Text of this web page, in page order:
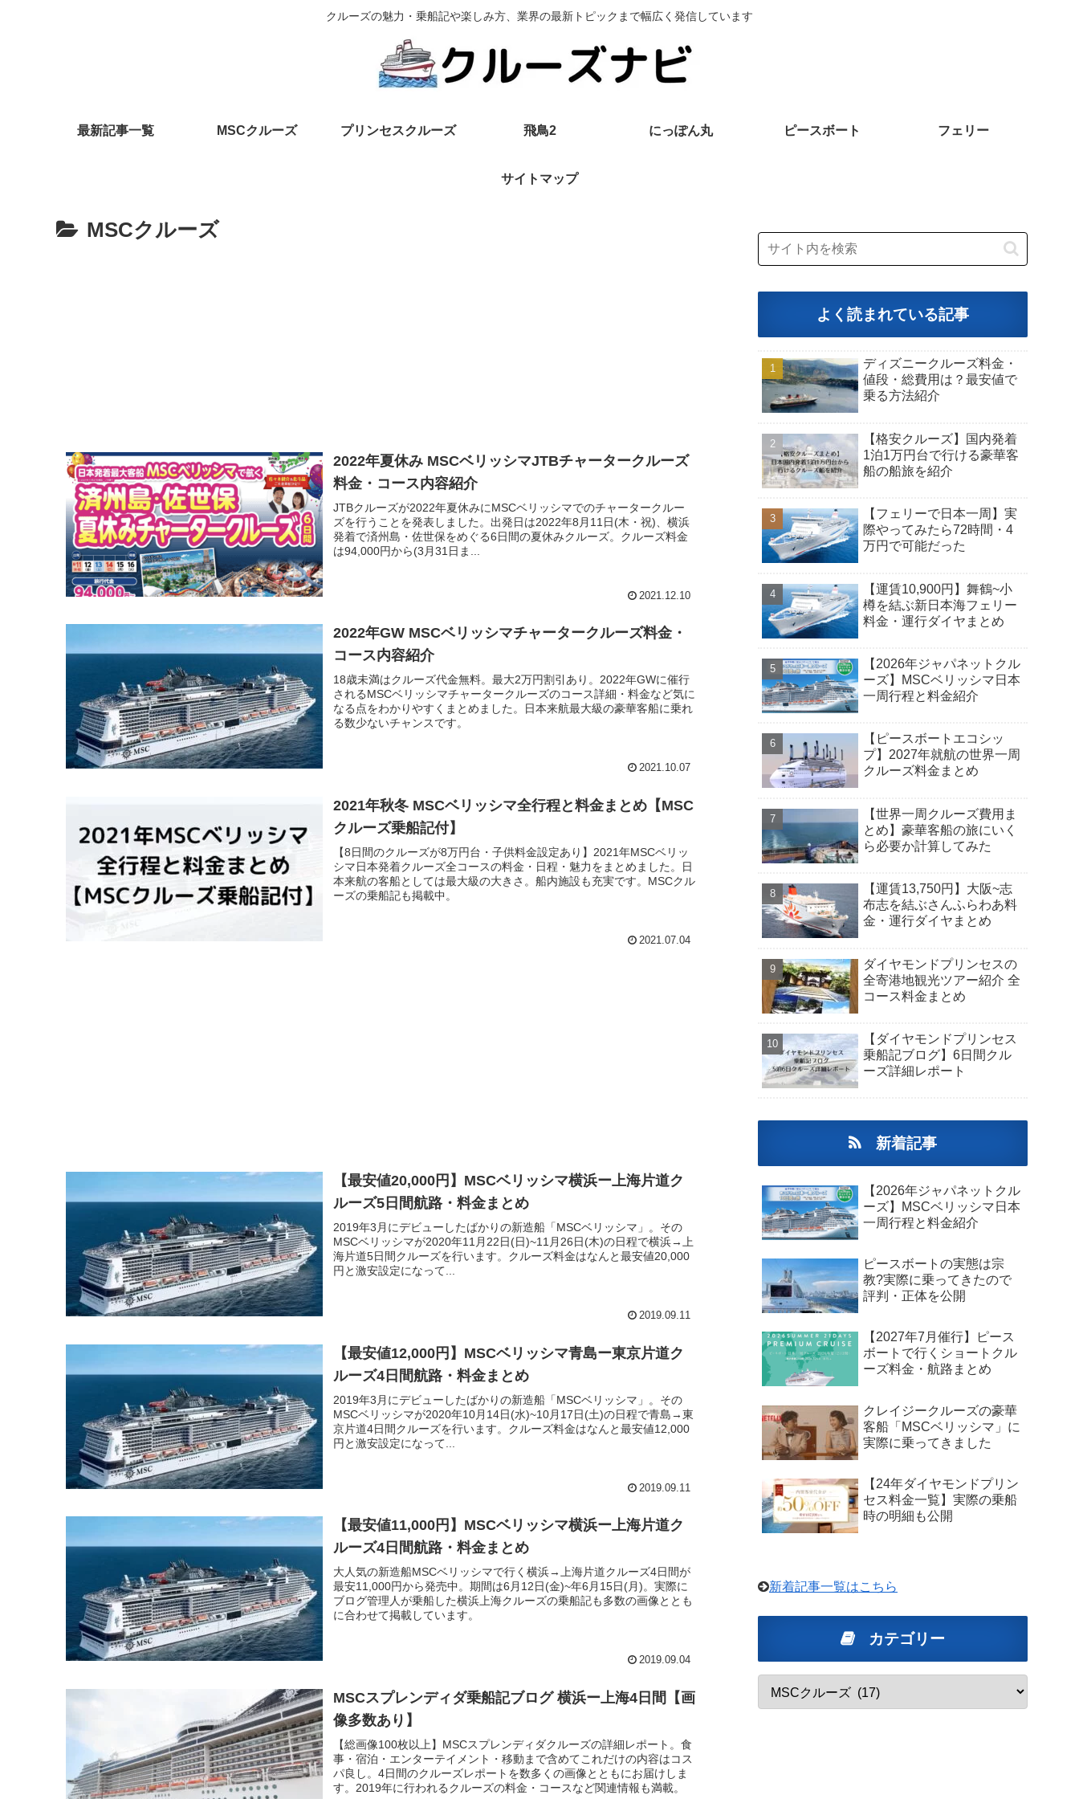
クルーズの魅力・乗船記や楽しみ方、業界の最新トピックまで幅広く発信しています
最新記事一覧 MSCクルーズ プリンセスクルーズ 飛鳥2 にっぽん丸 ピースボート フェリー
サイトマップ
MSCクルーズ
2022年夏休み MSCベリッシマJTBチャータークルーズ
料金・コース内容紹介
JTBクルーズが2022年夏休みにMSCベリッシマでのチャータークルー
ズを行うことを発表しました。出発日は2022年8月11日(木・祝)、横浜
発着で済州島・佐世保をめぐる6日間の夏休みクルーズ。クルーズ料金
は94,000円から(3月31日ま...
2021.12.10
2022年GW MSCベリッシマチャータークルーズ料金・
コース内容紹介
18歳未満はクルーズ代金無料。最大2万円割引あり。2022年GWに催行
されるMSCベリッシマチャータークルーズのコース詳細・料金など気に
なる点をわかりやすくまとめました。日本来航最大級の豪華客船に乗れ
る数少ないチャンスです。
2021.10.07
2021年秋冬 MSCベリッシマ全行程と料金まとめ【MSC
クルーズ乗船記付】
【8日間のクルーズが8万円台・子供料金設定あり】2021年MSCベリッ
シマ日本発着クルーズ全コースの料金・日程・魅力をまとめました。日
本来航の客船としては最大級の大きさ。船内施設も充実です。MSCクル
ーズの乗船記も掲載中。
2021.07.04
【最安値20,000円】MSCベリッシマ横浜ー上海片道ク
ルーズ5日間航路・料金まとめ
2019年3月にデビューしたばかりの新造船「MSCベリッシマ」。その
MSCベリッシマが2020年11月22日(日)~11月26日(木)の日程で横浜→上
海片道5日間クルーズを行います。クルーズ料金はなんと最安値20,000
円と激安設定になって...
2019.09.11
【最安値12,000円】MSCベリッシマ青島ー東京片道ク
ルーズ4日間航路・料金まとめ
2019年3月にデビューしたばかりの新造船「MSCベリッシマ」。その
MSCベリッシマが2020年10月14日(水)~10月17日(土)の日程で青島→東
京片道4日間クルーズを行います。クルーズ料金はなんと最安値12,000
円と激安設定になって...
2019.09.11
【最安値11,000円】MSCベリッシマ横浜ー上海片道ク
ルーズ4日間航路・料金まとめ
大人気の新造船MSCベリッシマで行く横浜→上海片道クルーズ4日間が
最安11,000円から発売中。期間は6月12日(金)~年6月15日(月)。実際に
ブログ管理人が乗船した横浜上海クルーズの乗船記も多数の画像ととも
に合わせて掲載しています。
2019.09.04
MSCスプレンディダ乗船記ブログ 横浜ー上海4日間【画
像多数あり】
【総画像100枚以上】MSCスプレンディダクルーズの詳細レポート。食
事・宿泊・エンターテイメント・移動まで含めてこれだけの内容はコス
パ良し。4日間のクルーズレポートを数多くの画像とともにお届けしま
す。2019年に行われるクルーズの料金・コースなど関連情報も満載。
よく読まれている記事
ディズニークルーズ料金・
値段・総費用は？最安値で
乗る方法紹介
【格安クルーズ】国内発着
1泊1万円台で行ける豪華客
船の船旅を紹介
【フェリーで日本一周】実
際やってみたら72時間・4
万円で可能だった
【運賃10,900円】舞鶴~小
樽を結ぶ新日本海フェリー
料金・運行ダイヤまとめ
【2026年ジャパネットクル
ーズ】MSCベリッシマ日本
一周行程と料金紹介
【ピースボートエコシッ
プ】2027年就航の世界一周
クルーズ料金まとめ
【世界一周クルーズ費用ま
とめ】豪華客船の旅にいく
ら必要か計算してみた
【運賃13,750円】大阪~志
布志を結ぶさんふらわあ料
金・運行ダイヤまとめ
ダイヤモンドプリンセスの
全寄港地観光ツアー紹介 全
コース料金まとめ
【ダイヤモンドプリンセス
乗船記ブログ】6日間クル
ーズ詳細レポート
新着記事
【2026年ジャパネットクル
ーズ】MSCベリッシマ日本
一周行程と料金紹介
ピースボートの実態は宗
教?実際に乗ってきたので
評判・正体を公開
【2027年7月催行】ピース
ボートで行くショートクル
ーズ料金・航路まとめ
クレイジークルーズの豪華
客船「MSCベリッシマ」に
実際に乗ってきました
【24年ダイヤモンドプリン
セス料金一覧】実際の乗船
時の明細も公開
新着記事一覧はこちら
カテゴリー